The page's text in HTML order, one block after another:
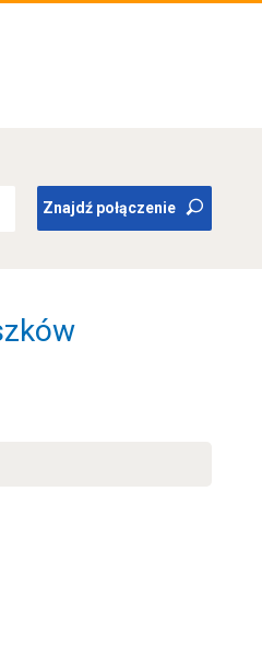
Znajdź połączenie